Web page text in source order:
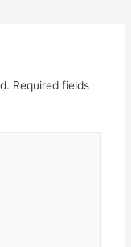
Required fields